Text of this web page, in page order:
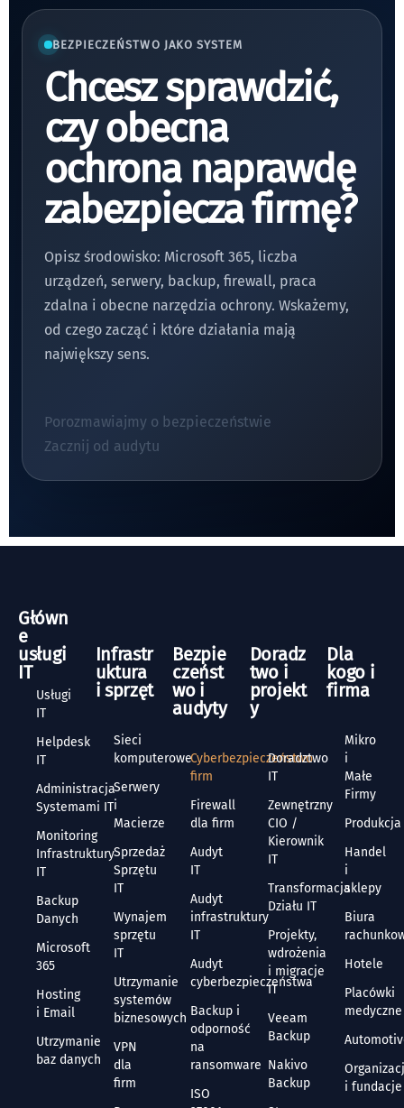
BEZPIECZEŃSTWO JAKO SYSTEM
Chcesz sprawdzić,
czy obecna
ochrona naprawdę
zabezpiecza firmę?
Opisz środowisko: Microsoft 365, liczba
urządzeń, serwery, backup, firewall, praca
zdalna i obecne narzędzia ochrony. Wskażemy,
od czego zacząć i które działania mają
największy sens.
Porozmawiajmy o bezpieczeństwie
Zacznij od audytu
Główn
e
usługi
IT
Usługi
IT
Helpdesk
IT
Administracja
Systemami IT
Monitoring
Infrastruktury
IT
Backup
Danych
Microsoft
365
Hosting
i Email
Utrzymanie
baz danych
Infrastr
uktura
i sprzęt
Sieci
komputerowe
Serwery
i
Macierze
Sprzedaż
Sprzętu
IT
Wynajem
sprzętu
IT
Utrzymanie
systemów
biznesowych
VPN
dla
firm
Bezpie
czeńst
wo i
audyty
Cyberbezpieczeństwo
firm
Firewall
dla firm
Audyt
IT
Audyt
infrastruktury
IT
Audyt
cyberbezpieczeństwa
Backup i
odporność
na
ransomware
ISO
Doradz
two i
projekt
y
Doradztwo
IT
Zewnętrzny
CIO /
Kierownik
IT
Transformacja
Działu IT
Projekty,
wdrożenia
i migracje
IT
Veeam
Backup
Nakivo
Backup
Dla
kogo i
firma
Mikro
i
Małe
Firmy
Produkcja
Handel
i
sklepy
Biura
Hotele
Placówki
medyczne
i fundacje